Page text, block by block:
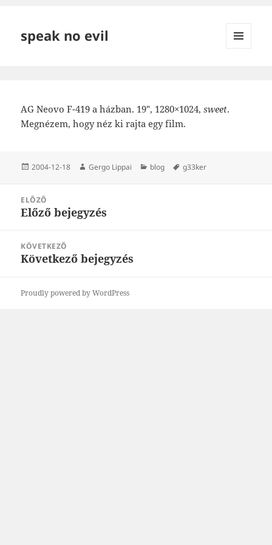
speak no evil
AG Neovo F-419 a házban. 19″, 1280×1024,sweet.
Megnézem, hogy néz ki rajta egy film.
Közzétéve
2004-12-18 Szerző
Gergo Lippai Kategória
blog Címke
g33ker
navigáció
ELŐZŐ
Korábbi
Előző bejegyzés
KÖVETKEZŐ
Következő
Következő bejegyzés
Proudly powered by WordPress